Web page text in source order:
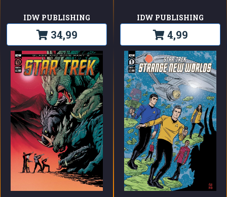
IDW PUBLISHING
34,99
IDW PUBLISHING
4,99